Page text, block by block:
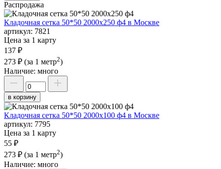
Распродажа
Кладочная сетка 50*50 2000х250 ф4 в Москве
артикул: 7821
Цена за 1 карту
137 ₽
273 ₽ (за 1 метр2)
Наличие: много
в корзину
Кладочная сетка 50*50 2000х100 ф4 в Москве
артикул: 7795
Цена за 1 карту
55 ₽
273 ₽ (за 1 метр2)
Наличие: много